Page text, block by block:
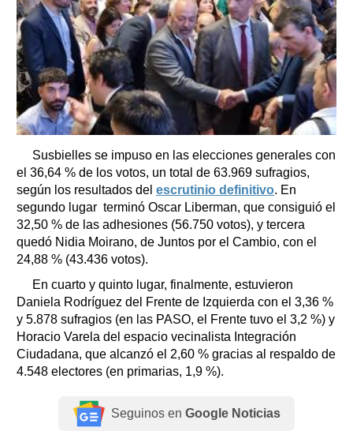
Susbielles se impuso en las elecciones generales con
el 36,64 % de los votos, un total de 63.969 sufragios,
según los resultados del escrutinio definitivo. En
segundo lugar terminó Oscar Liberman, que consiguió el
32,50 % de las adhesiones (56.750 votos), y tercera
quedó Nidia Moirano, de Juntos por el Cambio, con el
24,88 % (43.436 votos).
En cuarto y quinto lugar, finalmente, estuvieron
Daniela Rodríguez del Frente de Izquierda con el 3,36 %
y 5.878 sufragios (en las PASO, el Frente tuvo el 3,2 %) y
Horacio Varela del espacio vecinalista Integración
Ciudadana, que alcanzó el 2,60 % gracias al respaldo de
4.548 electores (en primarias, 1,9 %).
Seguinos en Google Noticias